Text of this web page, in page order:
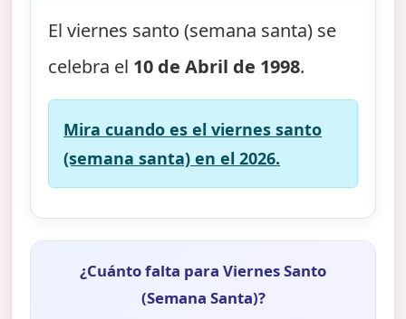
El viernes santo (semana santa) se
celebra el 10 de Abril de 1998.
Mira cuando es el viernes santo
(semana santa) en el 2026.
¿Cuánto falta para Viernes Santo
(Semana Santa)?